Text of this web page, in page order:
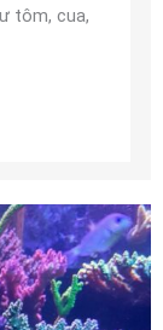
tôm, cua,